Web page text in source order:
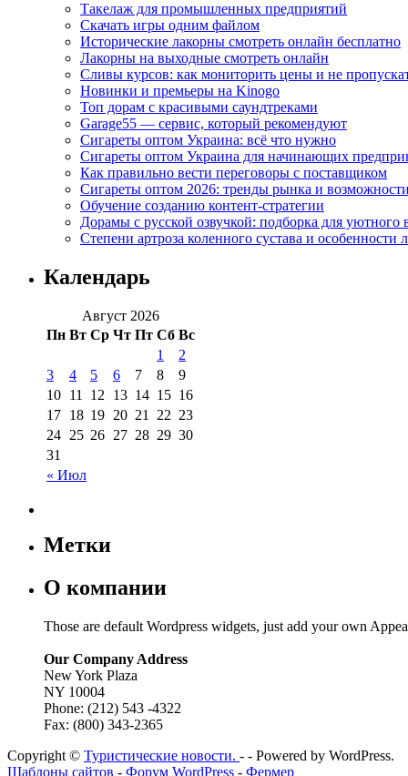
Такелаж для промышленных предприятий
Скачать игры одним файлом
Исторические лакорны смотреть онлайн бесплатно
Лакорны на выходные смотреть онлайн
Сливы курсов: как мониторить цены и не
Новинки и премьеры на Kinogo
Топ дорам с красивыми саундтреками
Garage55 — сервис, который рекомендуют
Сигареты оптом Украина: всё что нужно
Сигареты оптом Украина для начинающих
Как правильно вести переговоры с поставщиком
Сигареты оптом 2026: тренды рынка и возможности
Обучение созданию контент-стратегии
Дорамы с русской озвучкой: подборка для уютного
Степени артроза коленного сустава и особенности
Календарь
Август 2026
Пн Вт Ср Чт Пт Сб Вс
« Июл
1
2
3
4 5 6 7 8
9
10 11 12 13 14 15 16
17 18 19 20 21 22 23
24 25 26 27 28 29 30
31
Метки
О компании
Those are default Wordpress widgets, just add your own
Our Company Address
New York Plaza
NY 10004
Phone: (212) 543 -4322
Fax: (800) 343-2365
Copyright © Туристические новости. - - Powered by WordPress.
Шаблоны сайтов - Форум WordPress - Фермер